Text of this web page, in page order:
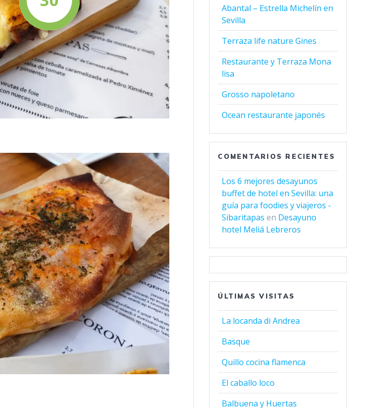
Abantal – Estrella Michelín en
Sevilla
Terraza life nature Gines
Restaurante y Terraza Mona
lisa
Grosso napoletano
Ocean restaurante japonés
COMENTARIOS RECIENTES
Los 6 mejores desayunos
buffet de hotel en Sevilla: una
guía para foodies y viajeros -
Sibaritapas en Desayuno
hotel Meliá Lebreros
ÚLTIMAS VISITAS
La locanda di Andrea
Basque
Quillo cocina flamenca
El caballo loco
Balbuena y Huertas